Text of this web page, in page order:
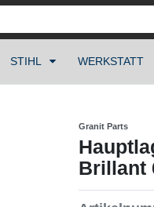
STIHL WERKSTATT
Granit Parts
Brillant